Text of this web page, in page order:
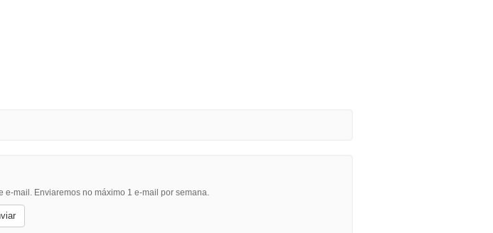
mail. Enviaremos no máximo 1 e-mail por semana.